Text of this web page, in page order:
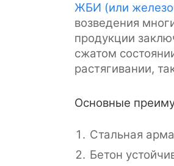
ЖБИ (или
возведения
продукции
сжатом
растягивании,
Основные
Стальная
Бетон